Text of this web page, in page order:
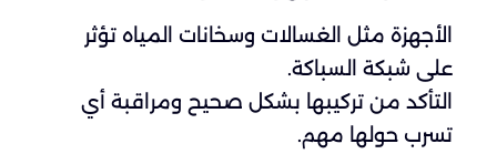
الأجهزة مثل الغسالات وسخانات المياه تؤثر
على شبكة السباكة.
التأكد من تركيبها بشكل صحيح ومراقبة أي
تسرب حولها مهم.